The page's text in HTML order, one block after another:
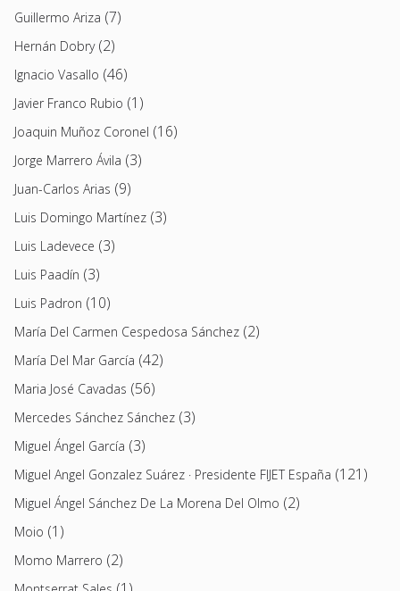
Guillermo Ariza (7)
Hernán Dobry(2)
Ignacio Vasallo (46)
Javier Franco Rubio (1)
Joaquin Muñoz Coronel (16)
Jorge Marrero Ávila (3)
Juan-Carlos Arias (9)
Luis Domingo Martínez (3)
Luis Ladevece (3)
Luis Paadín (3)
Luis Padron (10)
María Del Carmen Cespedosa Sánchez (2)
María Del Mar García (42)
Maria José Cavadas (56)
Mercedes Sánchez Sánchez (3)
Miguel Ángel García (3)
Miguel Angel Gonzalez Suárez · Presidente FIJET España (121)
Miguel Ángel Sánchez De La Morena Del Olmo (2)
Moio (1)
Momo Marrero (2)